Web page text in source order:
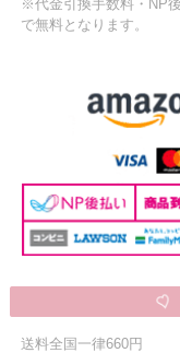
※代金引換手数料・NP
で無料となります。
送料全国一律660円